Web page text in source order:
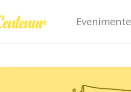
Evenimente